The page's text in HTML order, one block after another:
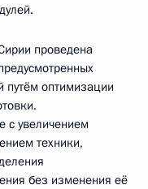
проведена
путём оптимизации
с увеличением
техники,
без изменения её